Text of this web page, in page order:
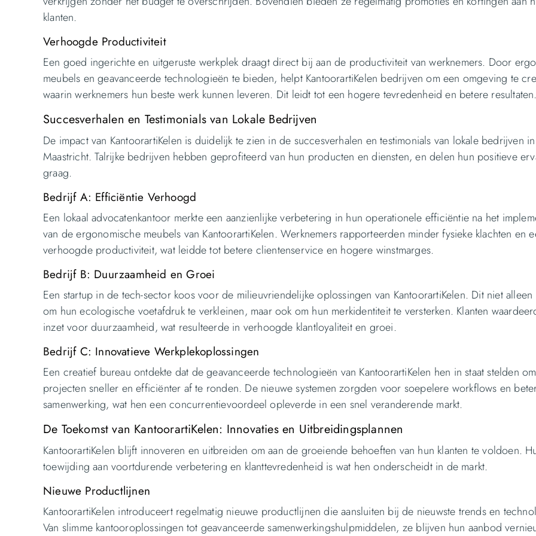
klanten.
Verhoogde Productiviteit
Een goed ingerichte en uitgeruste werkplek draagt direct bij aan de productiviteit van werknemers. Door
meubels en geavanceerde technologieën te bieden, helpt KantoorartiKelen bedrijven om een omgeving te
waarin werknemers hun beste werk kunnen leveren. Dit leidt tot een hogere tevredenheid en betere
Succesverhalen en Testimonials van Lokale Bedrijven
De impact van KantoorartiKelen is duidelijk te zien in de succesverhalen en testimonials van lokale bedrijven in
Maastricht. Talrijke bedrijven hebben geprofiteerd van hun producten en diensten, en delen hun positieve
graag.
Bedrijf A: Efficiëntie Verhoogd
Een lokaal advocatenkantoor merkte een aanzienlijke verbetering in hun operationele efficiëntie na het
van de ergonomische meubels van KantoorartiKelen. Werknemers rapporteerden minder fysieke klachten en
verhoogde productiviteit, wat leidde tot betere clientenservice en hogere winstmarges.
Bedrijf B: Duurzaamheid en Groei
Een startup in de tech-sector koos voor de milieuvriendelijke oplossingen van KantoorartiKelen. Dit niet
om hun ecologische voetafdruk te verkleinen, maar ook om hun merkidentiteit te versterken. Klanten
inzet voor duurzaamheid, wat resulteerde in verhoogde klantloyaliteit en groei.
Bedrijf C: Innovatieve Werkplekoplossingen
Een creatief bureau ontdekte dat de geavanceerde technologieën van KantoorartiKelen hen in staat stelden
projecten sneller en efficiënter af te ronden. De nieuwe systemen zorgden voor soepelere workflows en
samenwerking, wat hen een concurrentievoordeel opleverde in een snel veranderende markt.
De Toekomst van KantoorartiKelen: Innovaties en Uitbreidingsplannen
KantoorartiKelen blijft innoveren en uitbreiden om aan de groeiende behoeften van hun klanten te voldoen.
toewijding aan voortdurende verbetering en klanttevredenheid is wat hen onderscheidt in de markt.
Nieuwe Productlijnen
KantoorartiKelen introduceert regelmatig nieuwe productlijnen die aansluiten bij de nieuwste trends en
Van slimme kantooroplossingen tot geavanceerde samenwerkingshulpmiddelen, ze blijven hun aanbod